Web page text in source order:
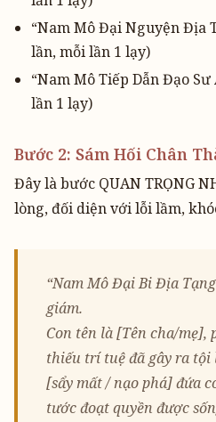
“Nam Mô Đại Nguyện Địa
lần, mỗi lần 1 lạy)
“Nam Mô Tiếp Dẫn Đạo
lần 1 lạy)
Bước 2: Sám Hối Chân
Đây là bước QUAN TRỌNG
lòng, đối diện với lỗi lầm,
“Nam Mô Đại Bi Địa
giám.
Con tên là [Tên cha/mẹ],
thiếu trí tuệ đã gây ra tội
[sẩy mất / nạo phá] đứa
tước đoạt quyền được